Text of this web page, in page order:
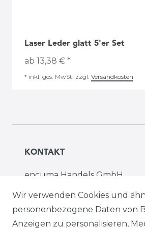
Laser Leder glatt 5'er Set
ab 13,38 € *
* inkl. ges. MwSt. zzgl. Versandkosten
KONTAKT
encuma Handels GmbH
Dorfplatz 17, 9121 Tainach
office@encuma.at
Wir verwenden Cookies und
personenbezogene Daten von
Anzeigen zu personalisieren,